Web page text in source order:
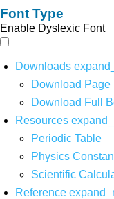
Font Type
Enable Dyslexic Font
Downloads
Download Page
Download Full
Resources
Periodic Table
Physics
Scientific
Reference